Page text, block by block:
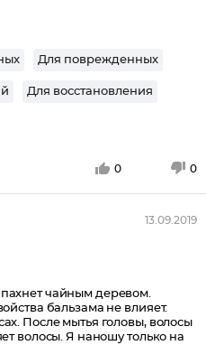
Для поврежденных
Для восстановления
0 0
13.09.2019
чайным деревом.
бальзама не влияет.
После мытья головы, волосы
волосы. Я наношу только на